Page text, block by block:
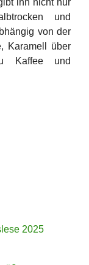
ihn nicht nur
und
von der
Karamell über
Kaffee und
2025